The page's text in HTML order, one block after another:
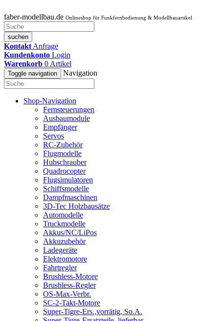
faber-modellbau.de Onlineshop für Funkfernbedienung & Modellbauartikel
suchen
Kontakt Anfrage
Kundenkonto Login
Warenkorb 0 Artikel
Toggle navigation Navigation
Shop-Navigation
Fernsteuerungen
Ausbaumodule
Empfänger
Servos
RC-Zubehör
Flugmodelle
Hubschrauber
Quadrocopter
Flugsimulatoren
Schiffsmodelle
Dampfmaschinen
3D-Tec Holzbausätze
Automodelle
Truckmodelle
Akkus/NC/LiPos
Akkuzubehör
Ladegeräte
Elektromotore
Fahrtregler
Brushless-Motore
Brushless-Regler
OS-Max-Verbr.
SC-2-Takt-Motore
Super-Tigre-Ers.,vorrätig, So.A.